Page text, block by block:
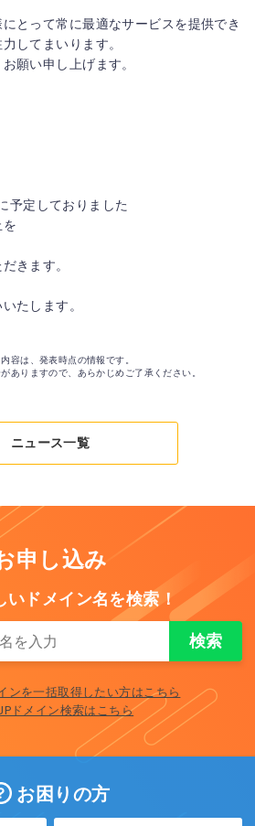
とって常に最適なサービスを提供でき
してまいります。
願い申し上げます。
予定しておりました
を
きます。
たします。
容は、発表時点の情報です。
ありますので、あらかじめご了承ください。
ニュース一覧
申し込み
いドメイン名を検索！
ンを一括取得したい方はこちら
ドメイン検索はこちら
お困りの方